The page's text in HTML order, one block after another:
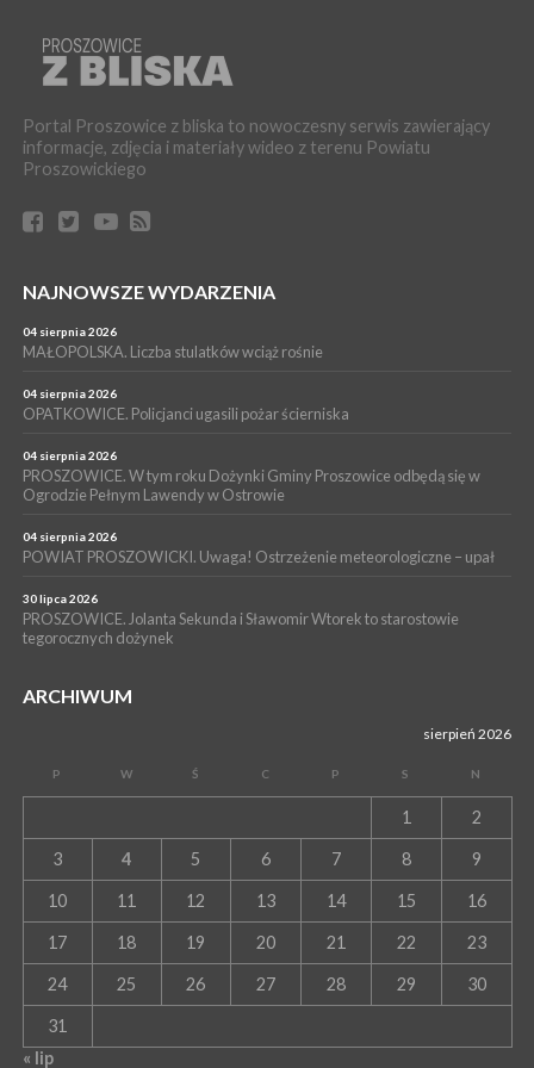
WYDARZENIA
16 lipca 2026
Pałecznicy będą obsługiwani w Proszowicach
WYDARZENIA
PROSZOWICE. W parku Warsztaty Edukacyjno-Przyrodnicze
NOC CIEM
15 lipca 2026
Czwartki w Bibliotece”
14 lipca 2026
PROSZOWICE. 26 lipca odbędzie się XII Marsz Rzeczpospolitej
WYDARZENIA
13 lipca 2026
Szpitalu im. Ojca Rafała z Proszowic już działa
Portal Proszowice z bliska to nowoczesny serwis zawierający
informacje, zdjęcia i materiały wideo z terenu Powiatu
Proszowickiego
NAJNOWSZE WYDARZENIA
04 sierpnia 2026
MAŁOPOLSKA. Liczba stulatków wciąż rośnie
04 sierpnia 2026
OPATKOWICE. Policjanci ugasili pożar ścierniska
04 sierpnia 2026
PROSZOWICE. W tym roku Dożynki Gminy Proszowice odbędą się w
Ogrodzie Pełnym Lawendy w Ostrowie
04 sierpnia 2026
POWIAT PROSZOWICKI. Uwaga! Ostrzeżenie meteorologiczne – upał
30 lipca 2026
PROSZOWICE. Jolanta Sekunda i Sławomir Wtorek to starostowie
tegorocznych dożynek
ARCHIWUM
sierpień 2026
P W Ś C P S N
1 2
3 4 5 6 7 8 9
10 11 12 13 14 15 16
17 18 19 20 21 22 23
24 25 26 27 28 29 30
31
« lip